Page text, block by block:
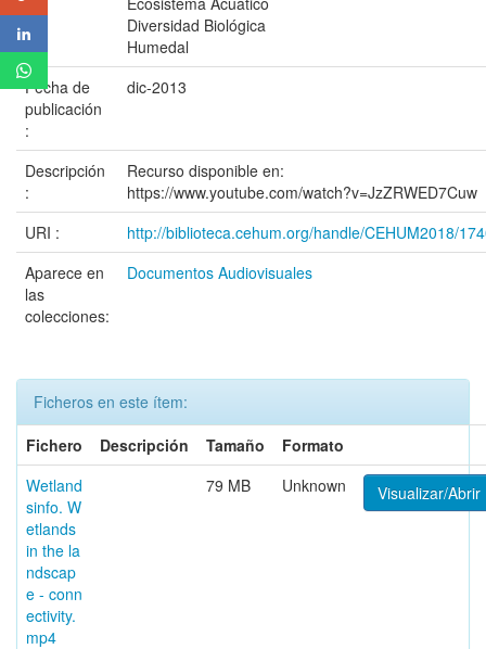
Diversidad Biológica
Humedal
Fecha de
publicación
:
dic-2013
Descripción
:
Recurso disponible en:
https://www.youtube.com/watch?v=JzZRWED7Cuw
URI :
http://biblioteca.cehum.org/handle/CEHUM2018/
Aparece en
las
colecciones:
Documentos Audiovisuales
Ficheros en este ítem:
Fichero
Descripción Tamaño
Formato
Wetland
sinfo. W
etlands
in the la
ndscap
e - conn
ectivity.
mp4
79 MB Unknown Visualizar/Abrir